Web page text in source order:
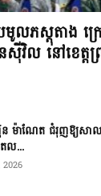
រមូលភស្តុតាង
វិល នៅខេត្តព្
ម៉ាណែត ជំរុញឱ្យសា
ល...